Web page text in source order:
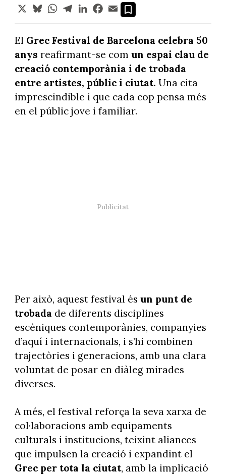
X BlueskyWhatsApp
TelegramLinkedInFacebook
Email
El Grec Festival de Barcelona celebra 50
anys reafirmant-se com un espai clau de
creació contemporània i de trobada
entre artistes, públic i ciutat. Una cita
imprescindible i que cada cop pensa més
en el públic jove i familiar.
Per això, aquest festival és un punt de
trobada de diferents disciplines
escèniques contemporànies, companyies
d’aquí i internacionals, i s’hi combinen
trajectòries i generacions, amb una clara
voluntat de posar en diàleg mirades
diverses.
A més, el festival reforça la seva xarxa de
col·laboracions amb equipaments
culturals i institucions, teixint aliances
que impulsen la creació i expandint el
Grec per tota la ciutat, amb la implicació